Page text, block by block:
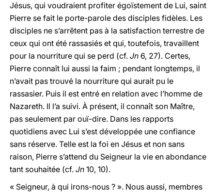
Jésus, qui voudraient profiter égoïstement de Lui, saint
Pierre se fait le porte-parole des disciples fidèles. Les
disciples ne s’arrêtent pas à la satisfaction terrestre de
ceux qui ont été rassasiés et qui, toutefois, travaillent
pour la nourriture qui se perd (cf. Jn 6, 27). Certes,
Pierre connaît lui aussi la faim ; pendant longtemps, il
n’avait pas trouvé la nourriture qui aurait pu le
rassasier. Puis il est entré en relation avec l’homme de
Nazareth. Il l’a suivi. À présent, il connaît son Maître,
pas seulement par ouï-dire. Dans les rapports
quotidiens avec Lui s’est développée une confiance
sans réserve. Telle est la foi en Jésus et non sans
raison, Pierre s’attend du Seigneur la vie en abondance
tant souhaitée (cf. Jn 10, 10).
« Seigneur, à qui irons-nous ? ». Nous aussi, membres